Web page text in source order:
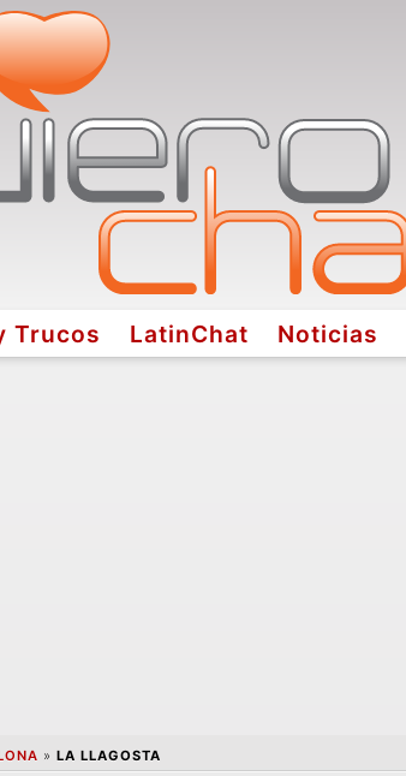
Trucos LatinChat Noticias
» LA LLAGOSTA